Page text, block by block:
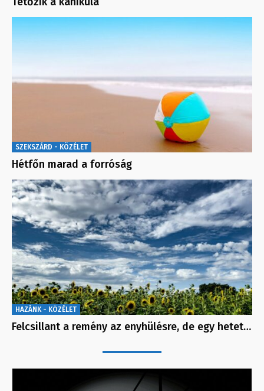
SZEKSZÁRD - KÖZÉLET
Hétfőn marad a forróság
HAZÁNK - KÖZÉLET
Felcsillant a remény az enyhülésre, de egy hetet…